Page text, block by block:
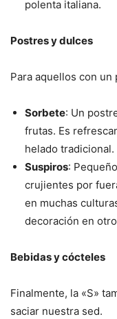
polenta italiana.
Postres y dulces
Para aquellos con un
Sorbete: Un
frutas. Es
helado tradicional.
Suspiros:
crujientes por
en muchas
decoración en
Bebidas y cócteles
Finalmente, la «S»
saciar nuestra sed.